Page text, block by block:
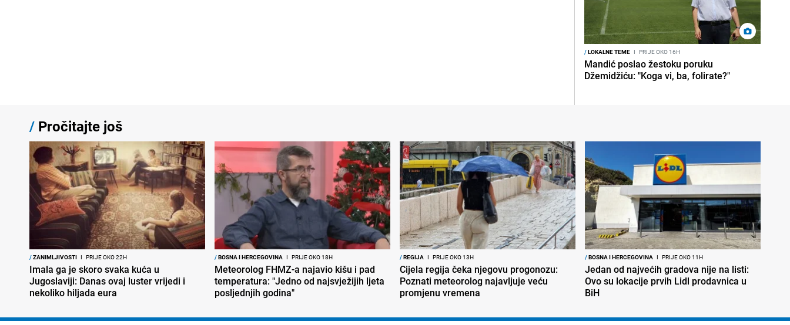
/LOKALNE TEME I PRIJE OKO 16H
Mandić poslao žestoku poruku
Džemidžiću: "Koga vi, ba, folirate?"
/ Pročitajte još
/ZANIMLJIVOSTI I PRIJE OKO 22H
Imala ga je skoro svaka kuća u
Jugoslaviji: Danas ovaj luster vrijedi i
nekoliko hiljada eura
/BOSNA I HERCEGOVINA I PRIJE OKO 18H
Meteorolog FHMZ-a najavio kišu i pad
temperatura: "Jedno od najsvježijih ljeta
posljednjih godina"
/REGIJA I PRIJE OKO 13H
Cijela regija čeka njegovu progonozu:
Poznati meteorolog najavljuje veću
promjenu vremena
/BOSNA I HERCEGOVINA I PRIJE OKO 11H
Jedan od najvećih gradova nije na listi:
Ovo su lokacije prvih Lidl prodavnica u
BiH